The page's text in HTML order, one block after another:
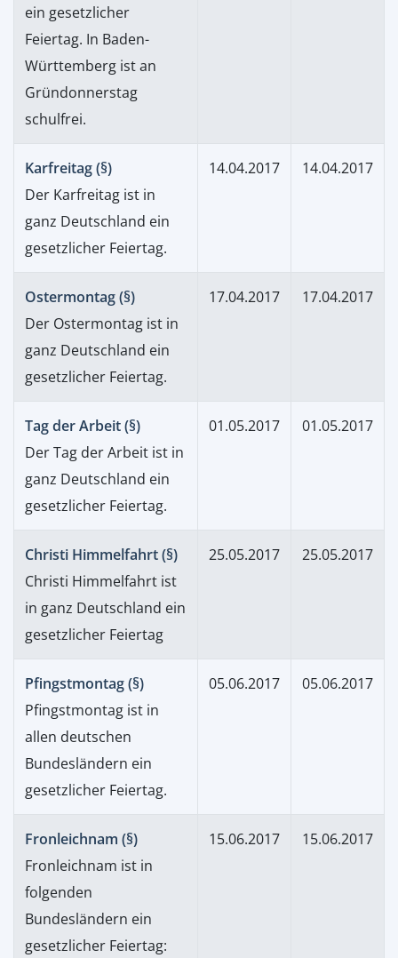
ein gesetzlicher
Feiertag. In Baden-
Württemberg ist an
Gründonnerstag
schulfrei.
Karfreitag (§)
Der Karfreitag ist in
ganz Deutschland ein
gesetzlicher Feiertag.
14.04.2017 14.04.2017
Ostermontag (§)
Der Ostermontag ist in
ganz Deutschland ein
gesetzlicher Feiertag.
17.04.2017 17.04.2017
Tag der Arbeit (§)
Der Tag der Arbeit ist in
ganz Deutschland ein
gesetzlicher Feiertag.
01.05.2017 01.05.2017
Christi Himmelfahrt (§)
Christi Himmelfahrt ist
in ganz Deutschland ein
gesetzlicher Feiertag
25.05.2017 25.05.2017
Pfingstmontag (§)
Pfingstmontag ist in
allen deutschen
Bundesländern ein
gesetzlicher Feiertag.
05.06.2017 05.06.2017
Fronleichnam (§)
Fronleichnam ist in
folgenden
Bundesländern ein
gesetzlicher Feiertag:
15.06.2017 15.06.2017